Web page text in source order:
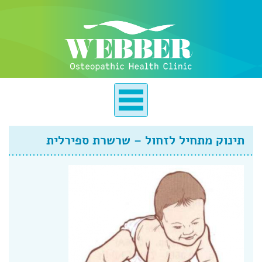
תינוק מתחיל לזחול – שרשרת ספירלית